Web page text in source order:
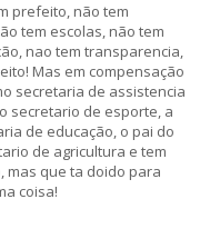
prefeito, não tem
tem escolas, não tem
nao tem transparencia,
Mas em compensação
secretaria de assistencia
secretario de esporte, a
de educação, o pai do
de agricultura e tem
mas que ta doido para
coisa!